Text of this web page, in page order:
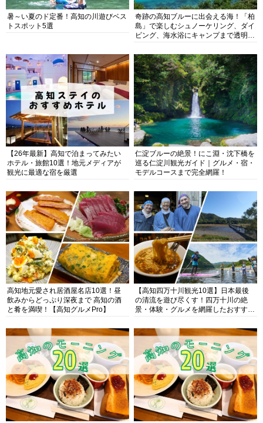
暑～い夏のド定番！高知の川遊びベス
トスポット5選
奇跡の高知ブルーに出会える海！「柏
島」で楽しむシュノーケリング、ダイ
ビング、海水浴にキャンプまで透明度
【26年最新】高知で泊まってみたい
ホテル・旅館10選！地元メディアが
観光に最適な宿を厳選
仁淀ブルーの絶景！にこ淵・沈下橋を
巡る仁淀川観光ガイド｜グルメ・宿・
モデルコースまで完全網羅！
高知地元愛され居酒屋名店10選！昼
飲みからどっぷり深夜まで 高知の酒
と肴を満喫！【高知グルメPro】
【高知四万十川観光10選】日本最後
の清流を遊び尽くす！四万十川の絶
景・体験・グルメを網羅したおすすめ